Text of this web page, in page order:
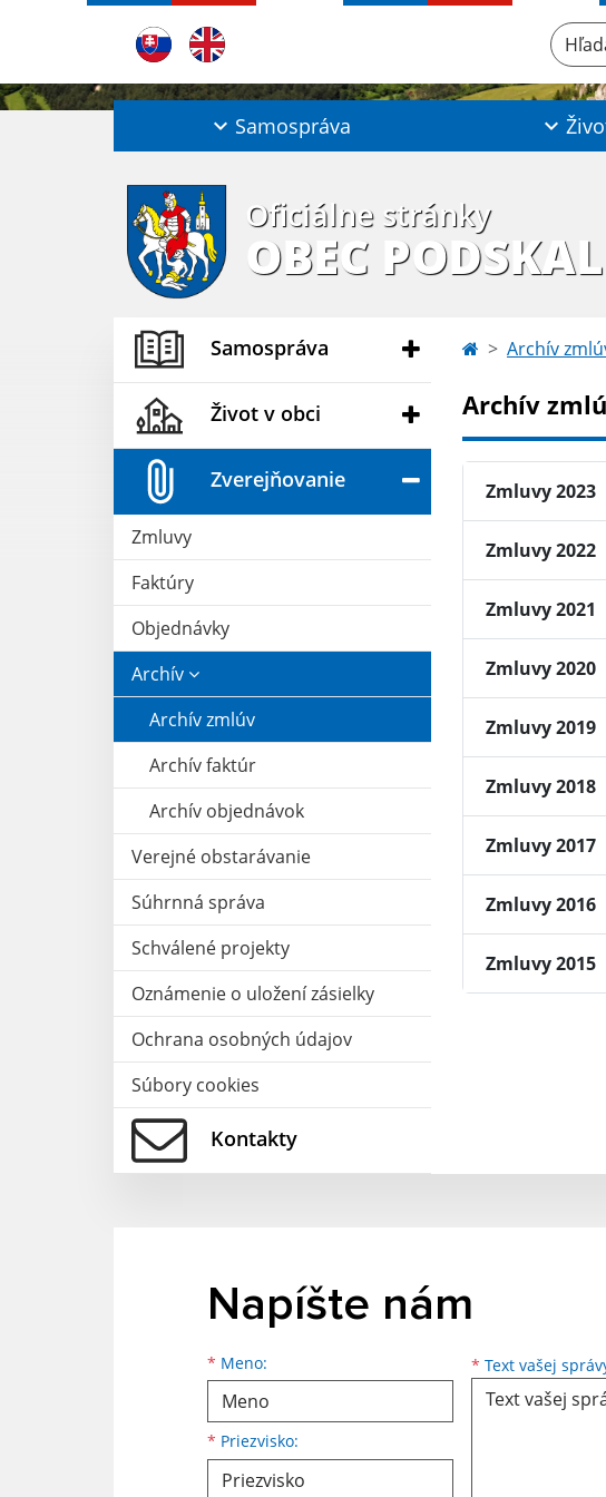
Samospráva
Oficiálne stránky
OBEC
Samospráva
Život v obci
Zverejňovanie
Zmluvy
Faktúry
Objednávky
Archív
Archív zmlúv
Archív faktúr
Archív objednávok
Verejné obstarávanie
Súhrnná správa
Schválené projekty
Oznámenie o uložení zásielky
Ochrana osobných údajov
Súbory cookies
Kontakty
Archív
Archív
Zmluvy 2023
Zmluvy 2022
Zmluvy 2021
Zmluvy 2020
Zmluvy 2019
Zmluvy 2018
Zmluvy 2017
Zmluvy 2016
Zmluvy 2015
Napíšte nám
* Meno:
Meno
* Priezvisko:
Priezvisko
E-mailová adresa * Text vašej